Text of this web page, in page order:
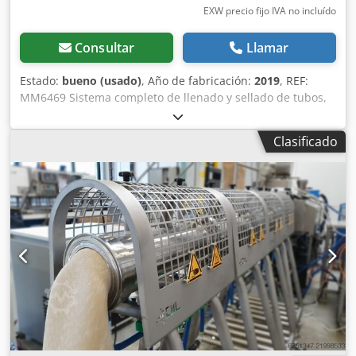
EXW precio fijo IVA no incluído
Consultar Llamar
Estado: bueno (usado), Año de fabricación: 2019, REF:
MM6469 Sistema completo de llenado y sellado de tubos,
que comprende el siguiente equipo: 1 mezcladora Collette
de alta velocidad con 2 recipientes de mezcla (para lotes
de 150 kg), bomba y tuberías para alimentar directamente
desde el recipiente a la máquina de llenado y sellado de
tubos. 1 máquina de llenado y sellado de tubos rotativa
Axomatic. Fabricante: Axomatic Srl. Modelo: AXO 1000
MATIC. Fecha de fabricación: 2019. Velocidad: de 60 a 90
tubos por minuto. Equipada con tolva de carga, selector de
tubos, detector de tubos faltantes en el carrusel,
dosificador, selladora con código en el sello, crimpadora
(en la parte superior para el desecho) y conducto de
salida. Se suministra con enfriador de glicol Eurocold,
bomba, tuberías y 2 palés de tubos. En esta unidad se han
reemplazado todas las tuberías de aire. Anteriormente se
utilizó y se configuró para tubos de glaseado, pero el peso
Clasificado